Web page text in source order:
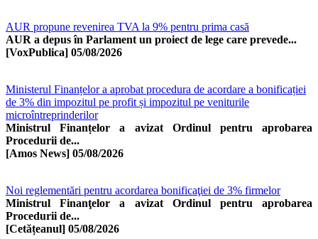
AUR propune revenirea TVA la 9% pentru prima casă
AUR a depus în Parlament un proiect de lege care prevede...
[VoxPublica] 05/08/2026
Ministerul Finanțelor a aprobat procedura de acordare a bonificației
de 3% din impozitul pe profit și impozitul pe veniturile
microîntreprinderilor
Ministrul Finanțelor a avizat Ordinul pentru aprobarea
Procedurii de...
[Amos News] 05/08/2026
Noi reglementări pentru acordarea bonificaţiei de 3% firmelor
Ministrul Finanţelor a avizat Ordinul pentru aprobarea
Procedurii de...
[Cetățeanul] 05/08/2026